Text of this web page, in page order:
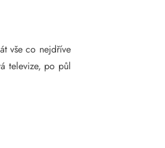
vše co nejdříve
televize, po půl